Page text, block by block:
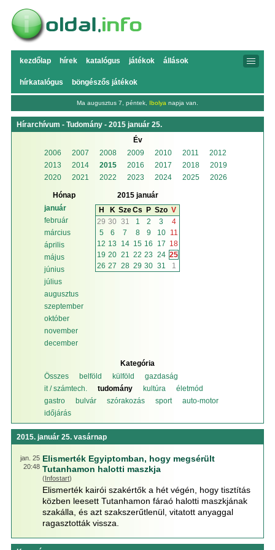
kezdőlap hírek katalógus játékok állások
hírkatalógus böngészős játékok
Ma augusztus 7, péntek, Ibolya napja van.
Hírarchívum - Tudomány - 2015 január 25.
Év
2006
2007 2008 2009 2010 2011
2012
2013
2014 2015 2016 2017 2018
2019
2020
2021 2022 2023 2024 2025 2026
Hónap
január
február
március
április
május
június
július
augusztus
szeptember
október
november
december
2015 január
H
K SzeCs P Szo V
29 30 31 1 2 3
4
5
6 7 8 9 10
11
12 13 14 15 16 17 18
19 20 21 22 23 24 25
26 27 28 29 30 31 1
Kategória
Összes
belföld külföld
gazdaság
it / számtech.
tudomány kultúra
életmód
gastro
bulvár szórakozás sport
auto-motor
időjárás
2015. január 25. vasárnap
jan. 25
20:48
Elismerték Egyiptomban, hogy megsérült
Tutanhamon halotti maszkja
(Infostart)
Elismerték kairói szakértők a hét végén, hogy tisztítás
közben leesett Tutanhamon fáraó halotti maszkjának
szakálla, és azt szakszerűtlenül, vitatott anyaggal
ragasztották vissza.